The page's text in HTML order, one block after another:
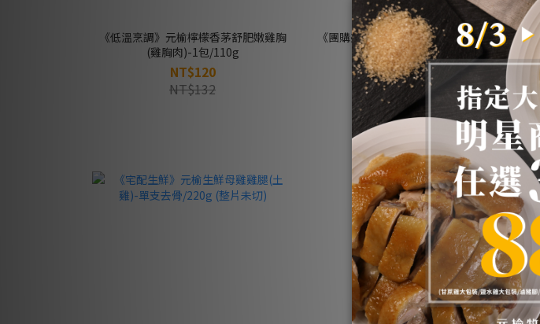
《低溫烹調》元榆檸檬香茅舒肥嫩雞胸
(雞胸肉)-1包/110g
NT$120
NT$132
《團購美食》元榆煙燻甘蔗雞(土雞)-大包
裝/750g
NT$449
NT$494